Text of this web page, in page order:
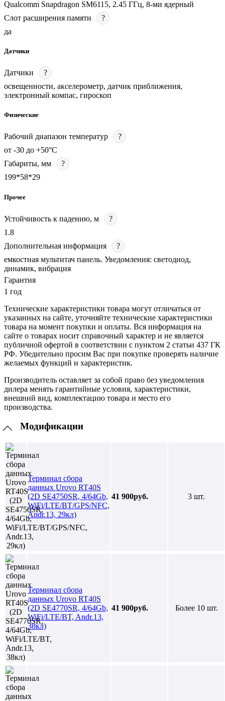
Qualcomm Snapdragon SM6115, 2.45 ГГц, 8-ми ядерный
Слот расширения памяти
?
да
Датчики
Датчики
?
освещенности, акселерометр, датчик приближения,
электронный компас, гироскоп
Физические
Рабочий диапазон температур
?
от -30 до +50°С
Габариты, мм
?
199*58*29
Прочее
Устойчивость к падению, м
?
1.8
Дополнительная информация
?
емкостная мультитач панель. Уведомления: светодиод,
динамик, вибрация
Гарантия
1 год
Технические характеристики товара могут отличаться от
указанных на сайте, уточняйте технические характеристики
товара на момент покупки и оплаты. Вся информация на
сайте о товарах носит справочный характер и не является
публичной офертой в соответствии с пунктом 2 статьи 437 ГК
РФ. Убедительно просим Вас при покупке проверять наличие
желаемых функций и характеристик.
Производитель оставляет за собой право без уведомления
дилера менять гарантийные условия, характеристики,
внешний вид, комплектацию товара и место его
производства.
Модификации
Терминал сбора
данных Urovo RT40S
(2D SE4750SR, 4/64Gb,
WiFi/LTE/BT/GPS/NFC,
Andr.13, 29кл)
41 900руб. 3 шт.
Терминал сбора
данных Urovo RT40S
(2D SE4770SR, 4/64Gb,
WiFi/LTE/BT, Andr.13,
38кл)
41 900руб. Более 10 шт.